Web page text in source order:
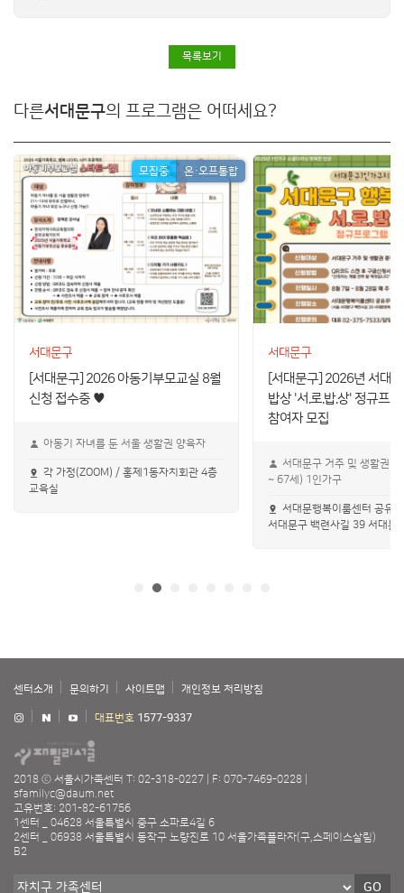
목록보기
다른서대문구의 프로그램은 어떠세요?
모집중 온・오프통합
서대문구
[서대문구] 2026 아동기부모교실 8월
신청 접수중 ♥
아동기 자녀를 둔 서울 생활권 양육자
각 가정(ZOOM) / 홍제1동자치회관 4층
교육실
서대문구
[서대문구] 2026년 서대
밥상 '서.로.밥.상' 정규프
참여자 모집
서대문구 거주 및 생활권
~ 67세) 1인가구
서대문행복이룸센터 공유
서대문구 백련사길 39 서대문
센터소개 문의하기 사이트맵 개인정보 처리방침
대표번호 1577-9337
2018 ⓒ 서울시가족센터 T: 02-318-0227
F: 070-7469-0228
sfamilyc@daum.net
고유번호: 201-82-61756
1센터 _ 04628 서울특별시 중구 소파로4길 6
2센터 _ 06938 서울특별시 동작구 노량진로 10 서울가족플라자(구,스페이스살림)
B2
GO